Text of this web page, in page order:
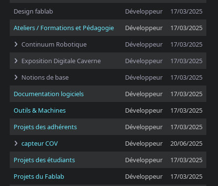
Design fablab
Développeur
17/03/2025
Ateliers / Formations et Pédagogie
Développeur
17/03/2025
Continuum Robotique
Développeur
17/03/2025
Exposition Digitale Caverne
Développeur
17/03/2025
Notions de base
Développeur
17/03/2025
Documentation logiciels
Développeur
17/03/2025
Outils & Machines
Développeur
17/03/2025
Projets des adhérents
Développeur
17/03/2025
capteur COV
Développeur
20/06/2025
Projets des étudiants
Développeur
17/03/2025
Projets du Fablab
Développeur 17/03/2025